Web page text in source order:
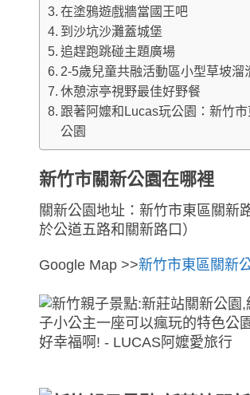
在塗鴉遊戲牆當國王吧
到沙坑沙灘蓋城堡
追趕跑跳碰主題廣場
2-5歲兒童共融活動區小型草坡溜
休憩涼亭視野最佳好野餐
跟著阿嬤和Lucas玩公園：新竹
公園
新竹市關新公園在哪裡
關新公園地址：新竹市東區關新
於公道五路和關新路口）
Google Map >>新竹市東區關新